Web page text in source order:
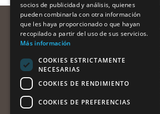
Entidad coordinadora
Con el apoyo de
socios de publicidad y análisis, quienes
pueden combinarla con otra información
que les haya proporcionado o que hayan
recopilado a partir del uso de sus servicios.
Más información
COOKIES ESTRICTAMENTE
NECESARIAS
COOKIES DE RENDIMIENTO
COOKIES DE PREFERENCIAS